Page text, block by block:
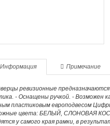
Информация Примечание
ревизионные
- Оснащены ручкой. - Возможен
пластиковым европодвесом
цвета: БЕЛЫЙ, СЛОНОВАЯ
у самого края рамки, в